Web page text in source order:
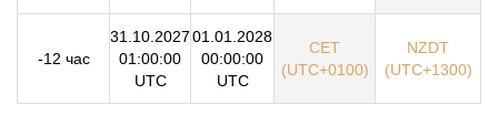
-12 час
31.10.2027
01:00:00
UTC
01.01.2028
00:00:00
UTC
CET
(UTC+0100)
NZDT
(UTC+1300)